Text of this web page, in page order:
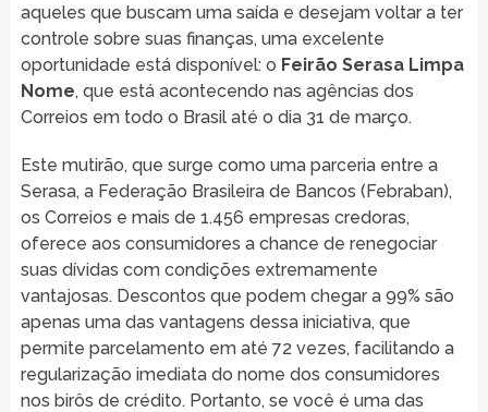
aqueles que buscam uma saída e desejam voltar a ter
controle sobre suas finanças, uma excelente
oportunidade está disponível: o Feirão Serasa Limpa
Nome, que está acontecendo nas agências dos
Correios em todo o Brasil até o dia 31 de março.
Este mutirão, que surge como uma parceria entre a
Serasa, a Federação Brasileira de Bancos (Febraban),
os Correios e mais de 1.456 empresas credoras,
oferece aos consumidores a chance de renegociar
suas dívidas com condições extremamente
vantajosas. Descontos que podem chegar a 99% são
apenas uma das vantagens dessa iniciativa, que
permite parcelamento em até 72 vezes, facilitando a
regularização imediata do nome dos consumidores
nos birôs de crédito. Portanto, se você é uma das